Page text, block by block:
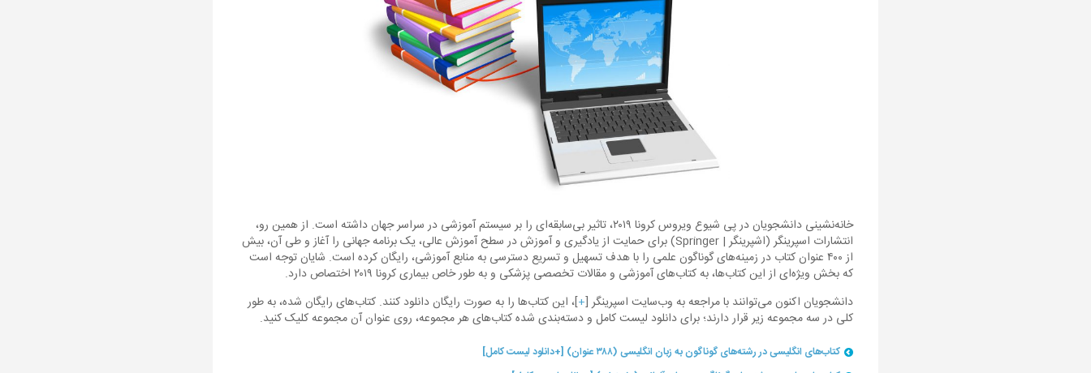
خانه‌نشینی دانشجویان در پی شیوع ویروس کرونا ۲۰۱۹، تاثیر بی‌سابقه‌ای را بر سیستم آموزشی در سراسر جهان داشته است. از همین رو،
انتشارات اسپرینگر (اشپرینگر | Springer) برای حمایت از یادگیری و آموزش در سطح آموزش عالی، یک برنامه جهانی را آغاز و طی آن، بیش
از ۴۰۰ عنوان کتاب در زمینه‌های گوناگون علمی را با هدف تسهیل و تسریع دسترسی به منابع آموزشی، رایگان کرده است. شایان توجه است
که بخش ویژه‌ای از این کتاب‌ها، به کتاب‌های آموزشی و مقالات تخصصی پزشکی و به طور خاص بیماری کرونا ۲۰۱۹ اختصاص دارد.
دانشجویان اکنون می‌توانند با مراجعه به وب‌سایت اسپرینگر [+]، این کتاب‌ها را به صورت رایگان دانلود کنند. کتاب‌های رایگان شده، به طور
کلی در سه مجموعه زیر قرار دارند؛ برای دانلود لیست کامل و دسته‌بندی شده کتاب‌های هر مجموعه، روی عنوان آن مجموعه کلیک کنید.
کتاب‌های انگلیسی در رشته‌های گوناگون به زبان انگلیسی (۳۸۸ عنوان) [+دانلود لیست کامل]